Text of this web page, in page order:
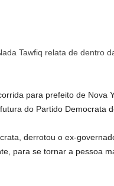
Tawfiq relata de dentro
para prefeito de Nova
do Partido Democrata
derrotou o ex-
para se tornar a pessoa